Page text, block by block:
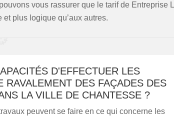
vous rassurer que le tarif de Entreprise
plus logique qu’aux autres.
D'EFFECTUER LES
RAVALEMENT DES FAÇADES DES
LA VILLE DE CHANTESSE ?
peuvent se faire en ce qui concerne les